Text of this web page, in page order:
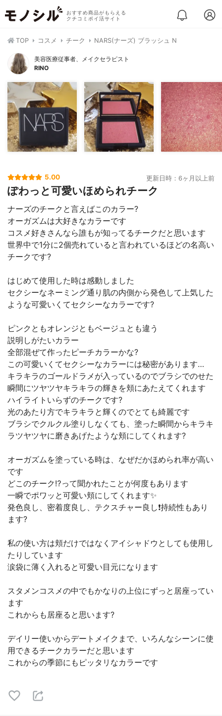
おすすめ商品がもらえる
クチコミポイ活サイト
TOP コスメ チーク NARS(ナーズ) ブラッシュ N
美容医療従事者、メイクセラピスト
RINO
5.00 更新日時：6ヶ月以上前
ぽわっと可愛いほめられチーク
ナーズのチークと言えばこのカラー?
オーガズムは大好きなカラーです
コスメ好きさんなら誰もが知ってるチークだと思います
世界中で1分に2個売れていると言われているほどの名高い
チークです?
はじめて使用した時は感動しました
セクシーなネーミング通り肌の内側から発色して上気した
ような可愛いくてセクシーなカラーです?
ピンクともオレンジともベージュとも違う
説明しがたいカラー
全部混ぜて作ったピーチカラーかな?
この可愛いくてセクシーなカラーには秘密があります…
キラキラのゴールドラメが入っているのでブラシでのせた
瞬間にツヤツヤキラキラの輝きを頬にあたえてくれます
ハイライトいらずのチークです?
光のあたり方でキラキラと輝くのでとても綺麗です
ブラシでクルクル塗りしなくても、塗った瞬間からキラキ
ラツヤツヤに磨きあげたような頬にしてくれます?
オーガズムを塗っている時は、なぜだかほめられ率が高い
です
どこのチーク⁉️って聞かれたことが何度もあります
一瞬でポワッと可愛い頬にしてくれます✨
発色良し、密着度良し、テクスチャー良し❗️持続性もあり
ます?
私の使い方は頬だけではなくアイシャドウとしても使用し
たりしています
涙袋に薄く入れると可愛い目元になります
スタメンコスメの中でもかなりの上位にずっと居座ってい
ます
これからも居座ると思います?
デイリー使いからデートメイクまで、いろんなシーンに使
用できるチークカラーだと思います
これからの季節にもピッタリなカラーです